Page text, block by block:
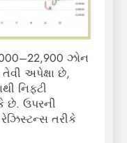
ઝોન
તેવી અપેક્ષા છે,
નિફ્ટી
છે. ઉપરની
તરીકે